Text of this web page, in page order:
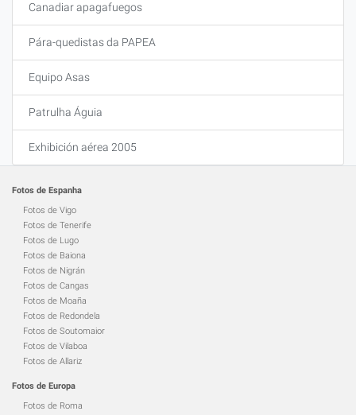
Canadiar apagafuegos
Pára-quedistas da PAPEA
Equipo Asas
Patrulha Águia
Exhibición aérea 2005
Fotos de Espanha
Fotos de Vigo
Fotos de Tenerife
Fotos de Lugo
Fotos de Baiona
Fotos de Nigrán
Fotos de Cangas
Fotos de Moaña
Fotos de Redondela
Fotos de Soutomaior
Fotos de Vilaboa
Fotos de Allariz
Fotos de Europa
Fotos de Roma